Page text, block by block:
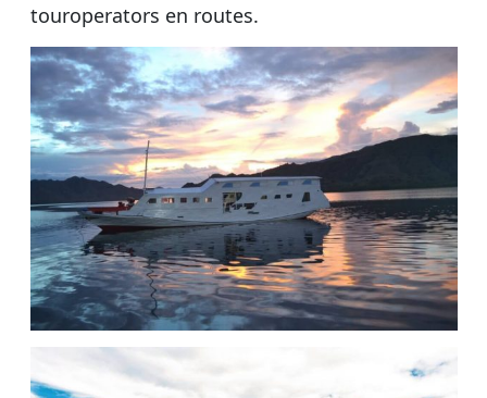
touroperators en routes.